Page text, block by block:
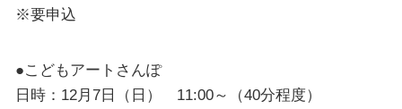
※要申込
●こどもアートさんぽ
日時：12月7日（日） 11:00～（40分程度）